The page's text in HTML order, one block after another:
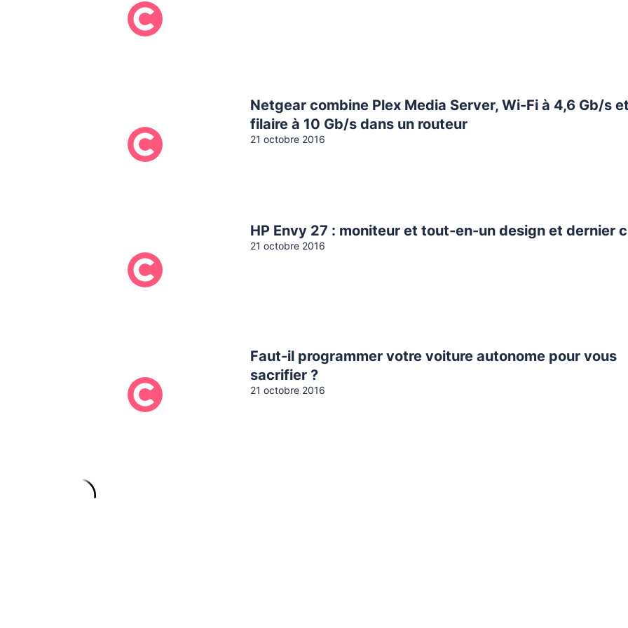
Netgear combine Plex Media Server, Wi-Fi à 4,6 Gb/s
filaire à 10 Gb/s dans un routeur
21 octobre 2016
HP Envy 27 : moniteur et tout-en-un design et dernier
21 octobre 2016
Faut-il programmer votre voiture autonome pour vous
sacrifier ?
21 octobre 2016